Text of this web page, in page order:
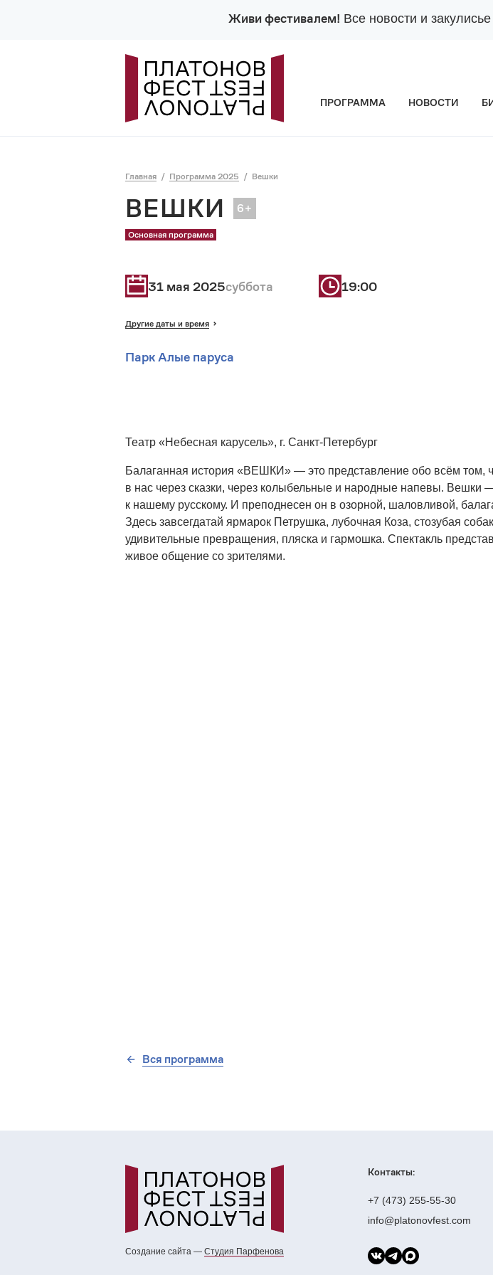
Живи фестивалем! Все новости и
ПРОГРАММА НОВОСТИ
Главная Программа 2025 Вешки
ВЕШКИ
Основная программа
31 мая 2025суббота 19:00
Другие даты и время
Парк Алые паруса
Театр «Небесная карусель», г. Санкт-Петербург
Балаганная история «ВЕШКИ» — это представление обо всём том,
в нас через сказки, через колыбельные и народные напевы. Вешки
к нашему русскому. И преподнесен он в озорной, шаловливой,
Здесь завсегдатай ярмарок Петрушка, лубочная Коза, стозубая
удивительные превращения, пляска и гармошка. Спектакль
живое общение со зрителями.
Вся программа
Контакты:
+7 (473) 255-55-30
info@platonovfest.com
Создание сайта — Cтудия Парфенова